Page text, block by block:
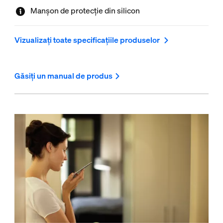
Manșon de protecție din silicon
Vizualizați toate specificațiile produselor
Găsiți un manual de produs